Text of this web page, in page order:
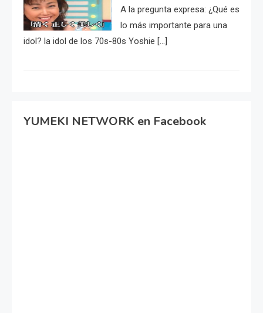
A la pregunta expresa: ¿Qué es
lo más importante para una
idol? la idol de los 70s-80s Yoshie […]
YUMEKI NETWORK en Facebook